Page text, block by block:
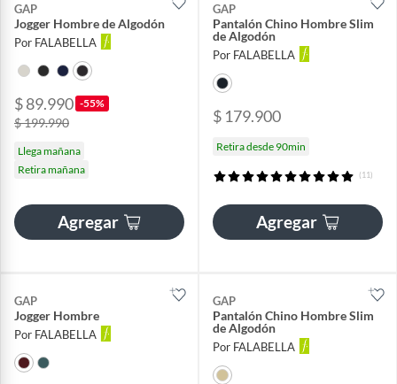
GAP
Jogger Hombre de Algodón
Por FALABELLA
$ 89.990 -55%
$ 199.990
Llega mañana
Retira mañana
Agregar
GAP
Pantalón Chino Hombre Slim
de Algodón
Por FALABELLA
$ 179.900
Retira desde 90min
(11)
Agregar
GAP
Jogger Hombre
Por FALABELLA
GAP
Pantalón Chino Hombre Slim
de Algodón
Por FALABELLA